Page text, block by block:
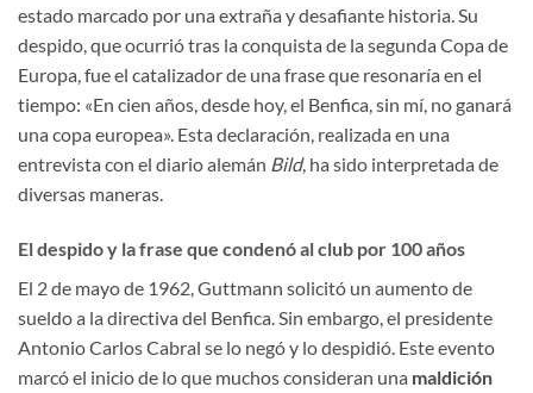
estado marcado por una extraña y desafiante historia. Su
despido, que ocurrió tras la conquista de la segunda Copa de
Europa, fue el catalizador de una frase que resonaría en el
tiempo: «En cien años, desde hoy, el Benfica, sin mí, no ganará
una copa europea». Esta declaración, realizada en una
entrevista con el diario alemán Bild, ha sido interpretada de
diversas maneras.
El despido y la frase que condenó al club por 100 años
El 2 de mayo de 1962, Guttmann solicitó un aumento de
sueldo a la directiva del Benfica. Sin embargo, el presidente
Antonio Carlos Cabral se lo negó y lo despidió. Este evento
marcó el inicio de lo que muchos consideran una maldición